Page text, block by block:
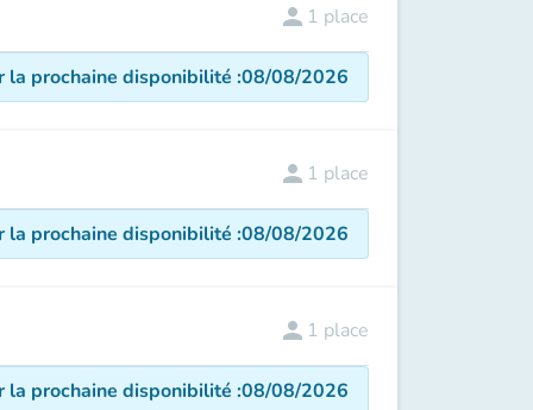
person 1 place
la prochaine disponibilité :08/08/2026
person 1 place
la prochaine disponibilité :08/08/2026
person 1 place
la prochaine disponibilité :08/08/2026